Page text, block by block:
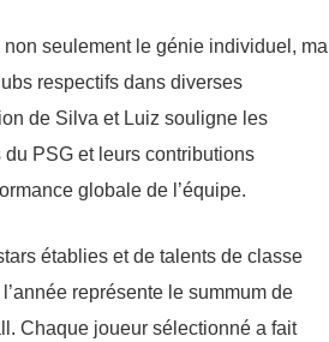
seulement le génie individuel,
respectifs dans diverses
de Silva et Luiz souligne les
PSG et leurs contributions
globale de l’équipe.
établies et de talents de classe
représente le summum de
Chaque joueur sélectionné a fait